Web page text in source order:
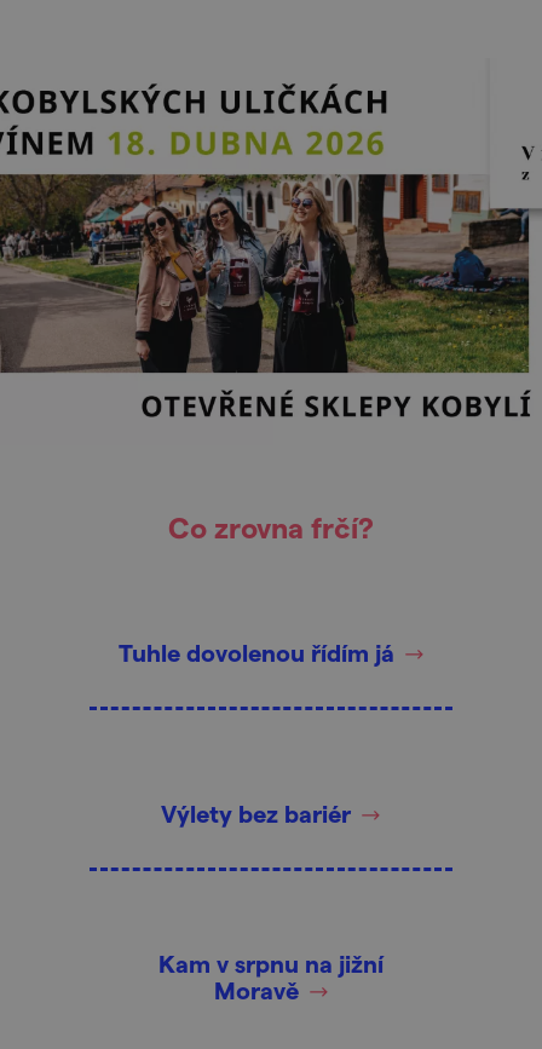
Co zrovna frčí?
Tuhle dovolenou řídím já
Výlety bez bariér
Kam v srpnu na jižní
Moravě